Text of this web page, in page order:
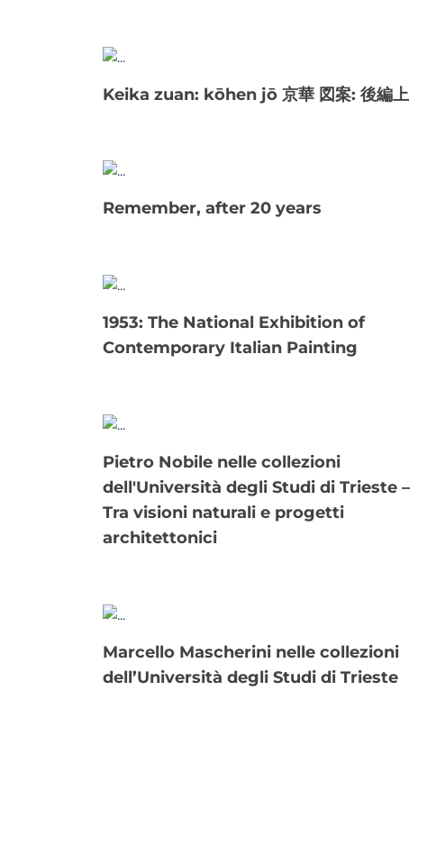
Keika zuan: kōhen jō 京華 図案: 後編上
Remember, after 20 years
1953: The National Exhibition of
Contemporary Italian Painting
Pietro Nobile nelle collezioni
dell'Università degli Studi di Trieste –
Tra visioni naturali e progetti
architettonici
Marcello Mascherini nelle collezioni
dell’Università degli Studi di Trieste